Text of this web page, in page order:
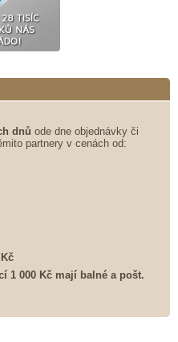
dnů ode dne objednávky či
partnery v cenách od:
1 000 Kč mají balné a pošt.